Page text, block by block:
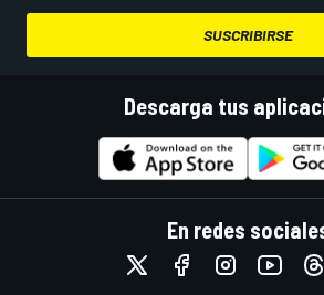
SUSCRIBIRSE
Descarga tus
En redes